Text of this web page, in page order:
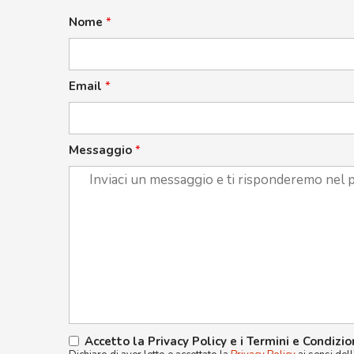
Nome *
Email *
Messaggio *
Accetto la Privacy Policy e i Termini e